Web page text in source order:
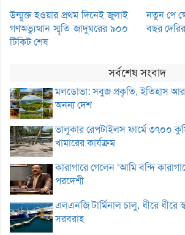
উন্মুক্ত হওয়ার প্রথম দিনেই জুলাই
গণঅভ্যুত্থান স্মৃতি জাদুঘরের ৯০০
টিকিট শেষ
নতুন পে
বছর
সর্বশেষ সংবাদ
মলডোভা: সবুজ প্রকৃতি, ইতিহাস আর
অনন্য দেশ
ভালুকার রেপটাইলস ফার্মে ৩৭০০
খামারের কার্যক্রম
কারাগারে গেলেন ‘আমি বন্দি
পরদেশী
এলএনজি টার্মিনাল চালু, ধীরে ধীরে
সরবরাহ